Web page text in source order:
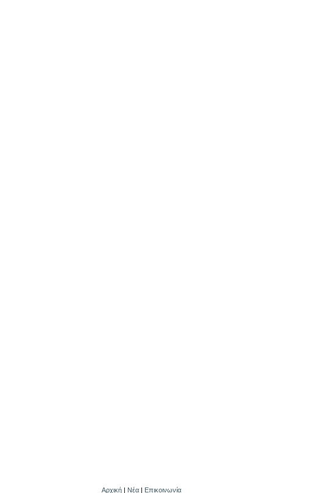
Αρχική | Νέα | Επικοινωνία